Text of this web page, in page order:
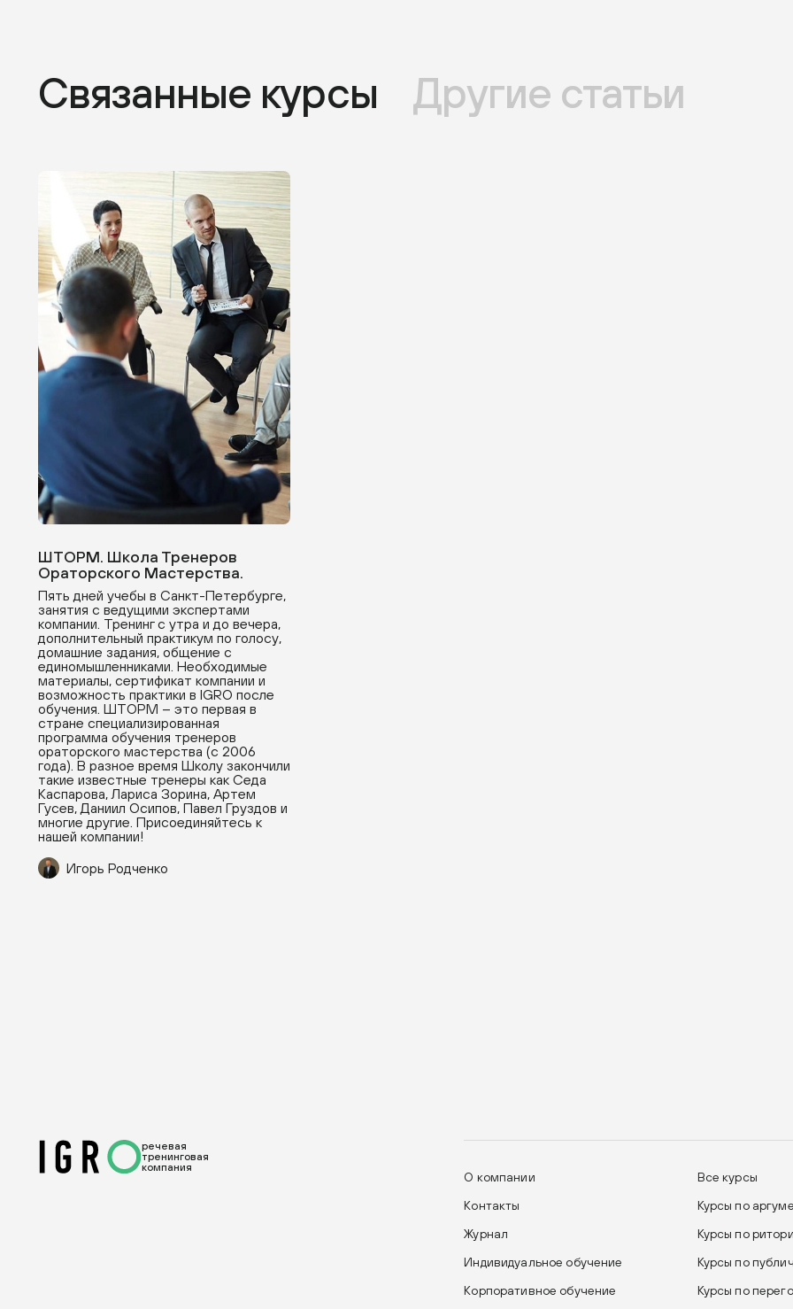
Связанные курсы Другие статьи
ШТОРМ. Школа Тренеров
Ораторского Мастерства.
Пять дней учебы в Санкт-Петербурге,
занятия с ведущими экспертами
компании. Тренинг с утра и до вечера,
дополнительный практикум по голосу,
домашние задания, общение с
единомышленниками. Необходимые
материалы, сертификат компании и
возможность практики в IGRO после
обучения. ШТОРМ – это первая в
стране специализированная
программа обучения тренеров
ораторского мастерства (с 2006
года). В разное время Школу закончили
такие известные тренеры как Седа
Каспарова, Лариса Зорина, Артем
Гусев, Даниил Осипов, Павел Груздов и
многие другие. Присоединяйтесь к
нашей компании!
Игорь Родченко
речевая
тренинговая
компания
О компании
Все курсы
Контакты
Курсы по
Журнал
Курсы по
Индивидуальное обучение
Курсы по
Корпоративное обучение
Курсы по